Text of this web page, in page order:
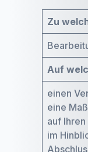
Zu
Auf
einen
eine
auf Ihren
im